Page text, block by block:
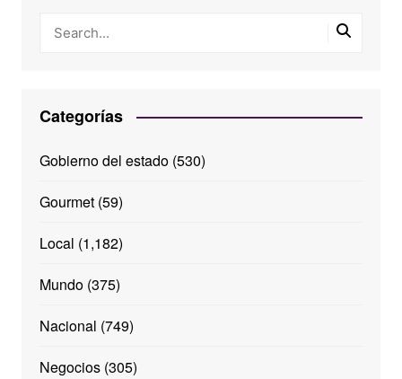
Categorías
Gobierno del estado(530)
Gourmet(59)
Local (1,182)
Mundo(375)
Nacional (749)
Negocios(305)